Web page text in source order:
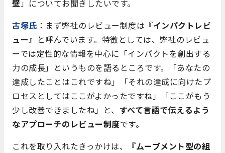
壁」についてお聞きしたいです。
古塚氏 ：まず弊社のレビュー制度は『インパクトレビ
ュー』と呼んでいます。特徴としては、弊社のレビュ
ーでは定性的な情報を中心に「インパクトを創出する
力の成長」というものを語るところです。「あなたの
達成したことはこれですね」「それの達成に向けたプ
ロセスとしてはここがよかったですね」「ここがもう
少し改善できましたね」と、 すべて言語で伝えるよう
なアプローチのレビュー制度です。
これを取り入れたきっかけは、『ムーブメント型の組